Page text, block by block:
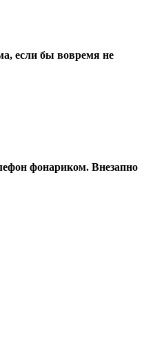
если бы вовремя не
фонариком. Внезапно